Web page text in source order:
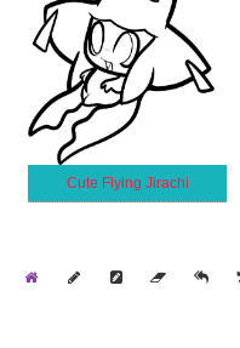
Cute Flying Jirachi